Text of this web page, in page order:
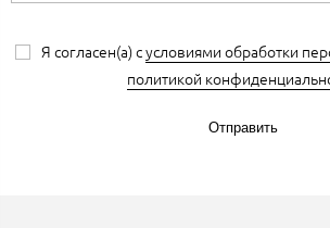
Я согласен(а) сусловиями обработки
политикой
Отправить